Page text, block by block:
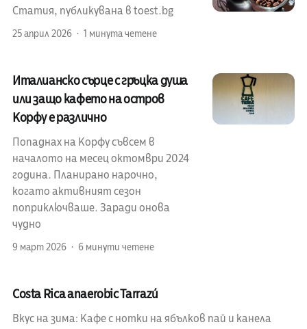
Статия, публикувана в toest.bg
25 април 2026 1 минута четене
Италианско сърце с гръцка душа
или защо кафето на остров
Корфу е различно
Попаднах на Корфу съвсем в
началото на месец октомври 2024
година. Планирано нарочно,
когато активният сезон
поприключваше. Заради онова
чудно
9 март 2026 6 минути четене
Costa Rica anaerobic Tarrazú
Вкус на зима: Кафе с нотки на ябълков пай и канела